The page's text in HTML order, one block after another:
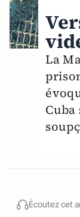
La
Écoutez cet